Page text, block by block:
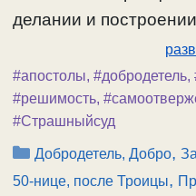
делании и
#апостолы, #добродетель,
#решимость,
#Страшныйсуд
Рубрики
Добродетель, Добро,
50-нице, после Троицы,